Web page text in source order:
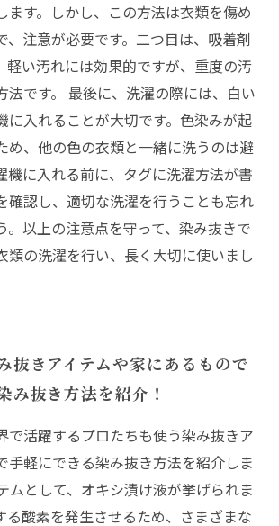
ます。しかし、この方法は衣類を傷め
、注意が必要です。二つ目は、吸着剤
軽い汚れには効果的ですが、重度の汚
法です。 最後に、洗濯の際には、白い
に入れることが大切です。色染みが起
め、他の色の衣類と一緒に洗うのは避
機に入れる前に、タグに洗濯方法が書
確認し、適切な洗濯を行うことも忘れ
。以上の注意点を守って、染み抜きで
類の洗濯を行い、長く大切に使いまし
抜きアイテムや家にあるもので
み抜き方法を紹介！
で活躍するプロたちも使う染み抜きア
手軽にできる染み抜き方法を紹介しま
ムとして、オキシ漬け液が挙げられま
る酸素を発生させるため、さまざまな